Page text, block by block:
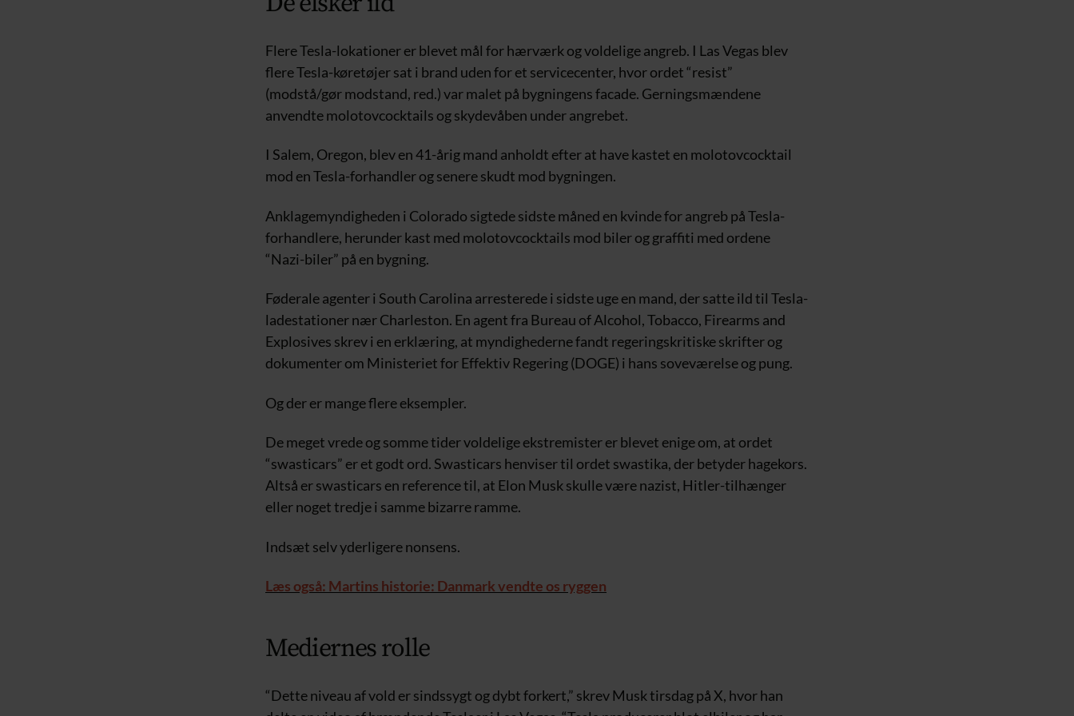
Flere Tesla-lokationer er blevet mål for hærværk og voldelige angreb. I Las Vegas blev
flere Tesla-køretøjer sat i brand uden for et servicecenter, hvor ordet “resist”
(modstå/gør modstand, red.) var malet på bygningens facade. Gerningsmændene
anvendte molotovcocktails og skydevåben under angrebet.
I Salem, Oregon, blev en 41-årig mand anholdt efter at have kastet en molotovcocktail
mod en Tesla-forhandler og senere skudt mod bygningen.
Anklagemyndigheden i Colorado sigtede sidste måned en kvinde for angreb på Tesla-
forhandlere, herunder kast med molotovcocktails mod biler og graffiti med ordene
“Nazi-biler” på en bygning.
Føderale agenter i South Carolina arresterede i sidste uge en mand, der satte ild til Tesla-
ladestationer nær Charleston. En agent fra Bureau of Alcohol, Tobacco, Firearms and
Explosives skrev i en erklæring, at myndighederne fandt regeringskritiske skrifter og
dokumenter om Ministeriet for Effektiv Regering (DOGE) i hans soveværelse og pung.
Og der er mange flere eksempler.
De meget vrede og somme tider voldelige ekstremister er blevet enige om, at ordet
“swasticars” er et godt ord. Swasticars henviser til ordet swastika, der betyder hagekors.
Altså er swasticars en reference til, at Elon Musk skulle være nazist, Hitler-tilhænger
eller noget tredje i samme bizarre ramme.
Indsæt selv yderligere nonsens.
Læs også: Martins historie: Danmark vendte os ryggen
Mediernes rolle
“Dette niveau af vold er sindssygt og dybt forkert,” skrev Musk tirsdag på X, hvor han